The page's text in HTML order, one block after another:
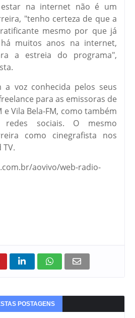
estar na internet não é um
"tenho certeza de que a
mesmo por que já
muitos anos na internet,
a estreia do programa",
a voz conhecida pelos seus
para as emissoras de
e Vila Bela-FM, como também
redes sociais. O mesmo
como cinegrafista nos
aovivo/web-radio-
POSTAGENS